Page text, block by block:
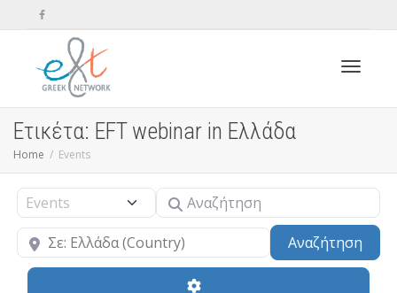
Ετικέτα: EFT webinar in Ελλάδα
Home Events
Select search type Αναζήτηση
Κοντά Αναζήτηση